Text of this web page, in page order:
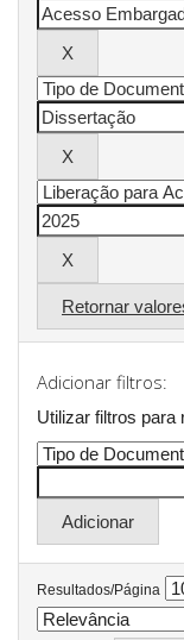
Retornar
Adicionar filtros:
Utilizar filtros para
Resultados/Página